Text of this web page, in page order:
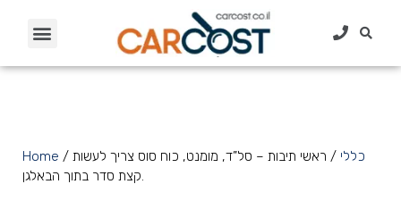
Home / כללי / ראשי תיבות – סל”ד, מומנט, כוח סוס צריך לעשות
קצת סדר בתוך הבאלגן.